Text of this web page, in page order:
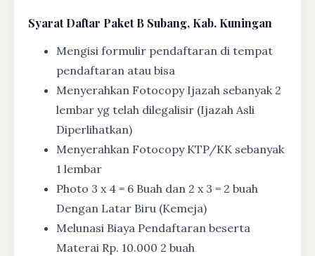
SyaratDaftar Paket B Subang, Kab. Kuningan
Mengisi formulir pendaftaran di tempat
pendaftaran atau bisa
Menyerahkan Fotocopy Ijazah sebanyak 2
lembar yg telah dilegalisir (Ijazah Asli
Diperlihatkan)
Menyerahkan Fotocopy KTP/KK sebanyak
1 lembar
Photo 3 x 4 = 6 Buah dan 2 x 3 = 2 buah
Dengan Latar Biru (Kemeja)
Melunasi Biaya Pendaftaran beserta
Materai Rp. 10.000 2 buah